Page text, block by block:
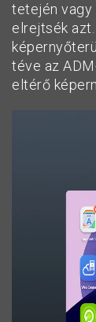
tetején vagy
elrejtsék
téve az
eltérő